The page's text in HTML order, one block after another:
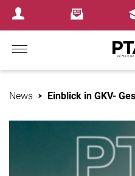
Login Menu
News Einblick in GKV-